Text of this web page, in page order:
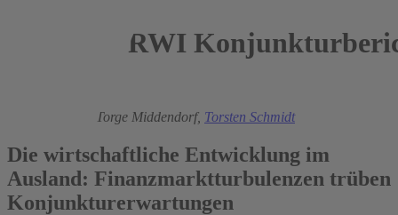
RWI
Torge Middendorf, Torsten Schmidt
Die wirtschaftliche Entwicklung im
Ausland: Finanzmarktturbulenzen trüben
Konjunkturerwartungen